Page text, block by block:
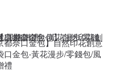
都奈口金包】自然印花創意
口金包-黃花漫步/零錢包/風
禮